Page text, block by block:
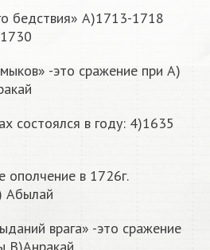
бедствия» А)1713-1718
-это сражение при А)
состоялся в году: 4)1635
ополчение в 1726г.
Абылай
врага» -это сражение